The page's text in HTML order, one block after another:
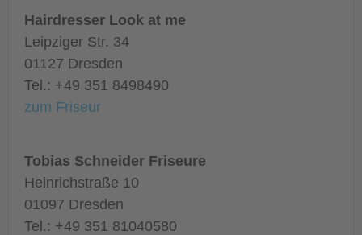
Hairdresser Look at me
Leipziger Str. 34
01127 Dresden
Tel.: +49 351 8498490
zum Friseur
Tobias Schneider Friseure
Heinrichstraße 10
01097 Dresden
Tel.: +49 351 81040580